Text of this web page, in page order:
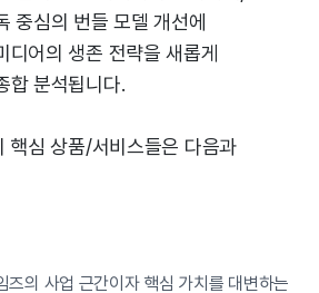
중심의 번들 모델 개선에
디어의 생존 전략을 새롭게
합 분석됩니다.
핵심 상품/서비스들은 다음과
의 사업 근간이자 핵심 가치를 대변하는